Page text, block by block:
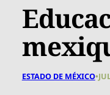
ESTADO DE MÉXICO•